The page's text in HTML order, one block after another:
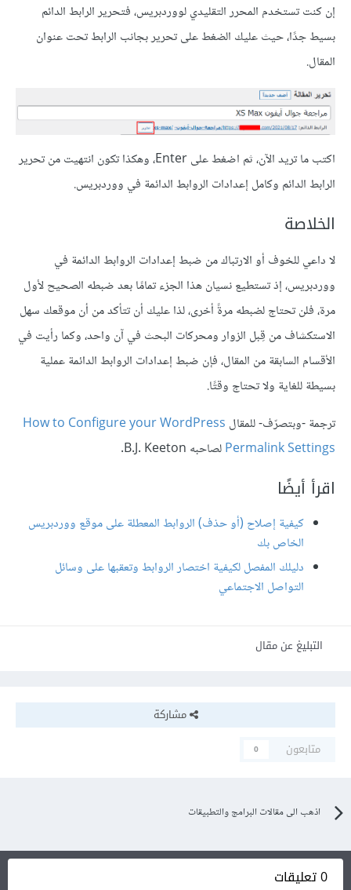
إن كنت تستخدم المحرر التقليدي لووردبريس، فتحرير الرابط الدائم
بسيط جدًا، حيث عليك الضغط على تحرير بجانب الرابط تحت عنوان
المقال.
اكتب ما تريد الآن، ثم اضغط على Enter، وهكذا تكون انتهيت من تحرير
الرابط الدائم وكامل إعدادات الروابط الدائمة في ووردبريس.
الخلاصة
لا داعي للخوف أو الارتباك من ضبط إعدادات الروابط الدائمة في
ووردبريس، إذ تستطيع نسيان هذا الجزء تمامًا بعد ضبطه الصحيح لأول
مرة، فلن تحتاج لضبطه مرةً أخرى، لذا عليك أن تتأكد من أن موقعك سهل
الاستكشاف من قِبل الزوار ومحركات البحث في آن واحد، وكما رأيت في
الأقسام السابقة من المقال، فإن ضبط إعدادات الروابط الدائمة عملية
بسيطة للغاية ولا تحتاج وقتًا.
ترجمة -وبتصرّف- للمقال How to Configure your WordPress
Permalink Settingsلصاحبه B.J. Keeton.
اقرأ أيضًا
كيفية إصلاح (أو حذف) الروابط المعطلة على موقع ووردبريس
الخاص بك
دليلك المفصل لكيفية اختصار الروابط وتعقبها على وسائل
التواصل الاجتماعي
التبليغ عن مقال
مشاركة
متابعون
0
اذهب الى مقالات البرامج والتطبيقات
0 تعليقات